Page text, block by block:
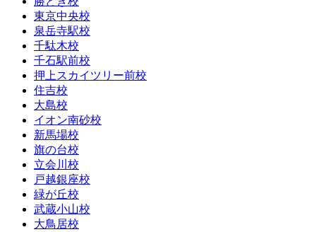
東京中央校
泉岳寺駅校
千駄木校
千石駅前校
押上スカイツリー前校
住吉校
大島校
イオン南砂校
新馬場校
旗の台校
立会川校
戸越銀座校
緑が丘校
武蔵小山校
大鳥居校